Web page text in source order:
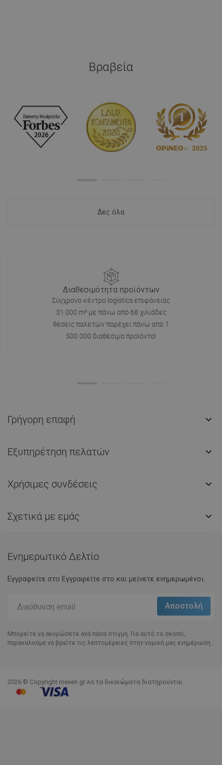
Βραβεία
Δες όλα
Διαθεσιμότητα προϊόντων
Σύγχρονο κέντρο logistics επιφάνειας
31 000 m² με πάνω από 68 χιλιάδες
θέσεις παλετών παρέχει πάνω από 1
500 000 διαθέσιμα προϊόντα!
Γρήγορη επαφή 
Εξυπηρέτηση πελατών 
Χρήσιμες συνδέσεις 
Σχετικά με εμάς 
Ενημερωτικό Δελτίο
Εγγραφείτε στο Eγγραφείτε στο και μείνετε ενημερωμένοι.
Μπορείτε να ακυρώσετε ανά πάσα στιγμή. Για αυτό το σκοπό,
παρακαλούμε να βρείτε τις λεπτομέρειες στην νομική μας ενημέρωση.
2026 © Copyright mexen.gr λα τα δικαιώματα διατηρούνται.